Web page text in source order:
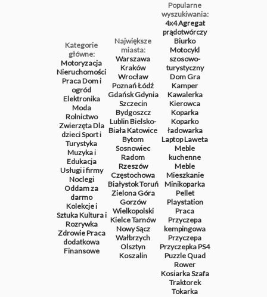
Kategorie
główne:
Motoryzacja
Nieruchomości
PracaDom i
ogród
Elektronika
Moda
Rolnictwo
ZwierzętaDla
dzieciSport i
Turystyka
Muzyka i
Edukacja
Usługi i firmy
Noclegi
Oddam za
darmo
Kolekcje i
SztukaKultura i
Rozrywka
ZdrowiePraca
dodatkowa
Finansowe
Największe
miasta:
Warszawa
Kraków
Wrocław
PoznańŁódź
GdańskGdynia
Szczecin
Bydgoszcz
LublinBielsko-
BiałaKatowice
Bytom
Sosnowiec
Radom
Rzeszów
Częstochowa
BiałystokToruń
Zielona Góra
Gorzów
Wielkopolski
KielceTarnów
Nowy Sącz
Wałbrzych
Olsztyn
Koszalin
Popularne
wyszukiwania:
4x4Agregat
prądotwórczy
Biurko
Motocykl
szosowo-
turystyczny
DomGra
Kamper
Kawalerka
Kierowca
Koparka
Koparko
ładowarka
LaptopLaweta
Meble
kuchenne
Meble
Mieszkanie
Minikoparka
Pellet
Playstation
Praca
Przyczepa
kempingowa
Przyczepa
PrzyczepkaPS4
PuzzleQuad
Rower
KosiarkaSzafa
Traktorek
Tokarka